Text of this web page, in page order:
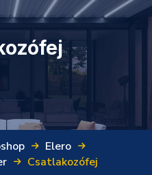
Elero
Csatlakozófej